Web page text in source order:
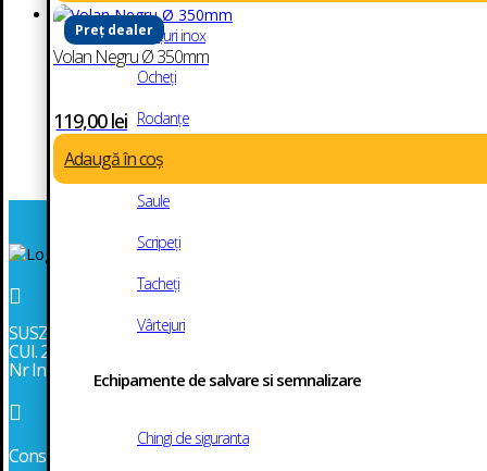
Lanțuri inox
Ocheți
Rodanțe
Role ancore
Saule
Scripeți
Tacheți
Vârtejuri
Echipamente de salvare si semnalizare
Chingi de siguranta
Preț dealer
Volan Negru Ø 350mm
119,00lei
Adaugă în coș

SUSZI SRL
CUI. 2986043
Nr Inmatriculare J13/903/1991

Constanta, Str. Mircea cel Bătrân 152, bl. MD12, parter